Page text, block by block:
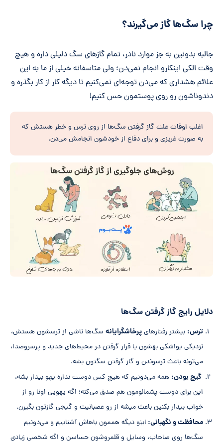
چرا سگ‌ها گاز می‌گیرند؟
جالبه بدونین به جز موارد نادر، تمام گازهای سگ دلیلی داره و هیچ
وقت الکی اینکارو انجام نمی‌دن؛ ولی متاسفانه خیلی از ما به این
علائم هشداری که می‌دن توجه‌ای نمی‌کنیم تا دیگه کار از کار بگذره و
دندوناشون رو روی پوستمون حس کنیم!
اغلب اوقات علت گاز گرفتن سگ‌ها از روی ترس و خطر هستش که
به صورت غریزی و برای دفاع از خودشون انجامش می‌دن.
دلایل رایج گاز گرفتن سگ‌ها
ترس: بیشتر رفتارهایپرخاشگرایانه سگ‌ها ناشی از ترسشون هستش،
نزدیکی یواشکی بهشون یا قرار گرفتن در محیط‌های جدید و پرسروصدا،
می‌تونه باعث ترسوندن و گاز گرفتن سگتون بشه.
گیج بودن: همه می‌دونیم که هیچ کس دوست نداره یهو بیدار بشه،
این برای دوست پشمالومون هم صدق می‌کنه؛ اگه یهویی اونا رو از
خواب بیدار بکنین باعث میشه از رو عصبانیت و گیجی گازتون بگیرن.
محافظت و نگهبانی: اینو دیگه هممون باهاش آشناییم و می‌دونیم
سگ‌ها روی صاحاب، وسایل و قلمروشون حساسن و اگه شخصی زیادی